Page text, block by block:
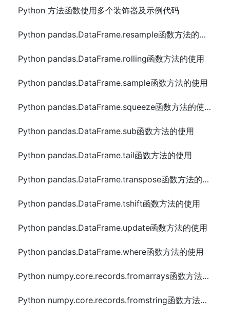
Python 方法函数使用多个装饰器及示例代码
Python pandas.DataFrame.resample函数方法的使用
Python pandas.DataFrame.rolling函数方法的使用
Python pandas.DataFrame.sample函数方法的使用
Python pandas.DataFrame.squeeze函数方法的使用
Python pandas.DataFrame.sub函数方法的使用
Python pandas.DataFrame.tail函数方法的使用
Python pandas.DataFrame.transpose函数方法的使用
Python pandas.DataFrame.tshift函数方法的使用
Python pandas.DataFrame.update函数方法的使用
Python pandas.DataFrame.where函数方法的使用
Python numpy.core.records.fromarrays函数方法的使用
Python numpy.core.records.fromstring函数方法的使用